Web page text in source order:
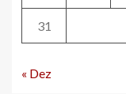
31
« Dez